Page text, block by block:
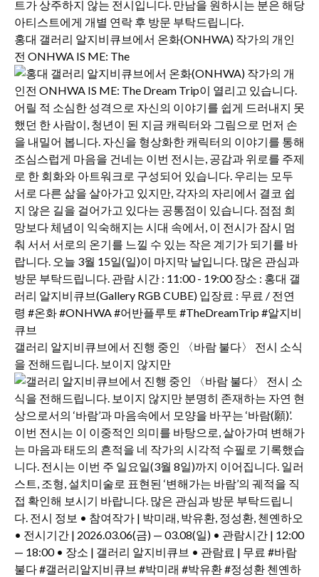
홍대 갤러리 알지비큐브에서 온화(ONHWA) 작가의 개인
전 ONHWA IS ME: The
갤러리 알지비큐브에서 진행 중인 〈바람 불다〉 전시 소식
을 전해드립니다. 보이지 않지만